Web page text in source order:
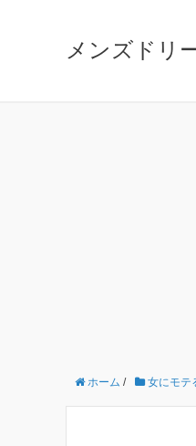
メンズドリ
ホーム / 女にモテ